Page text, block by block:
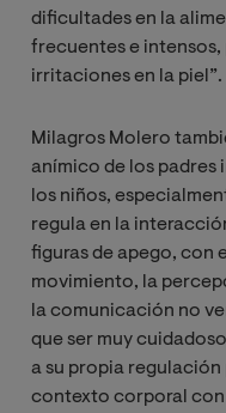
dificultades en la
frecuentes e
irritaciones en la piel”.
Milagros Molero
anímico de los padres
los niños,
regula en la
figuras de apego, con
movimiento, la
la comunicación no
que ser muy
a su propia
contexto corporal con